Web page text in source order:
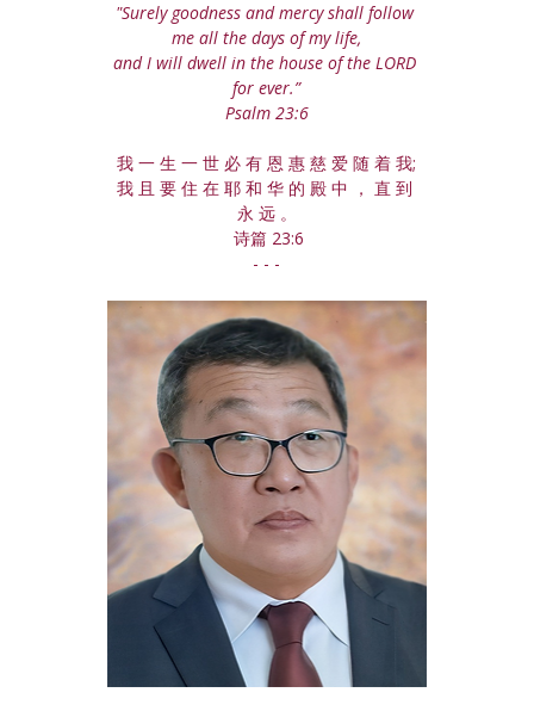
"Surely goodness and mercy shall follow
me all the days of my life,
and I will dwell in the house of the LORD
for ever.”
Psalm 23:6
我 一 生 一 世 必 有 恩 惠 慈 爱 随 着 我;
我 且 要 住 在 耶 和 华 的 殿 中 ， 直 到
永 远 。
诗篇 23:6
- - -